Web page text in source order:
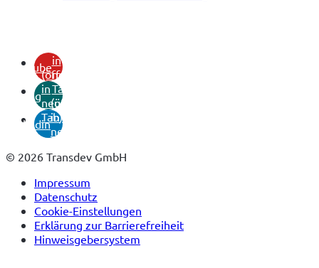
youtubein
neuem
Tab)
xing
(öffnet
in
neuem
Tab)
linkedin
(öffnet
in
neuem
© 2026 Transdev GmbH
Impressum
Datenschutz
Cookie-Einstellungen
Erklärung zur Barrierefreiheit
Hinweisgebersystem